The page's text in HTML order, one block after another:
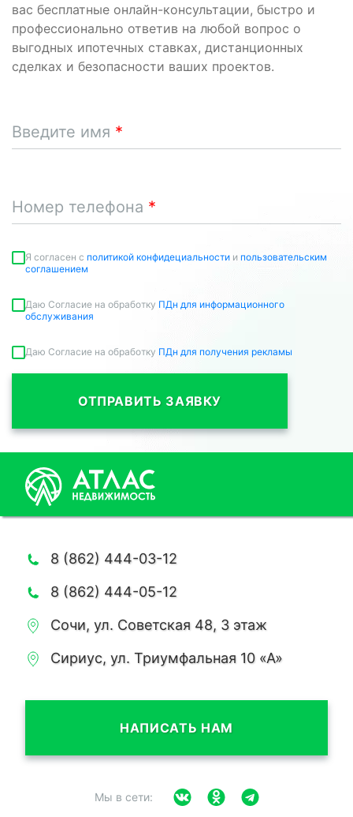
вас бесплатные онлайн-консультации, быстро и
профессионально ответив на любой вопрос о
выгодных ипотечных ставках, дистанционных
сделках и безопасности ваших проектов.
Введите имя
Номер телефона
Я согласен c политикой конфидециальности и пользовательским
соглашением
Даю Согласие на обработку ПДн для информационного
обслуживания
Даю Согласие на обработку ПДн для получения рекламы
ОТПРАВИТЬ ЗАЯВКУ
8 (862) 444-03-12
8 (862) 444-05-12
Сочи, ул. Советская 48, 3 этаж
Сириус, ул. Триумфальная 10 «А»
НАПИСАТЬ НАМ
Мы в сети: